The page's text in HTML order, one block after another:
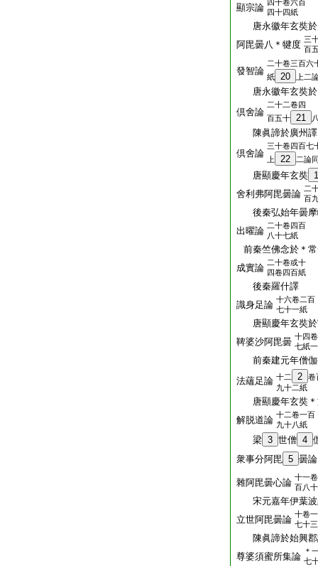
顯宗論 四十卷六百
四十四紙
唐永徽年玄奘於
阿毘曇八＊犍度 三
百
發智論
二十卷三百六
紙
20 上二
唐永徽年玄奘於
倶舍論
二十二卷四
百五十
21
陳眞諦於廣州譯
倶舍論
三十卷四百七
上
22 二論
唐顯慶年玄奘
1
舍利弗阿毘曇論 二
百
後秦弘始年曇摩
出曜論 二十卷四百
八十七紙
前秦竺佛念於＊
成實論 二十卷或十
四卷四百紙
後秦羅什譯
識身足論 十六卷二百
七十一紙
唐顯慶年玄奘於
鞞婆沙阿毘曇 十四
七紙
前秦建元年僧伽
法蘊足論 十二 2
卷
九十二紙
唐顯慶年玄奘＊
解脱道論 十二卷一百
九十八紙
梁 3 世僧 4
衆事分阿毘 5 曇論
雜阿毘曇心論 十一
百八
宋元嘉年伊葉波
立世阿毘曇論 十卷
七十
陳眞諦於始興郡
尊婆須蜜所集論 ＊
七